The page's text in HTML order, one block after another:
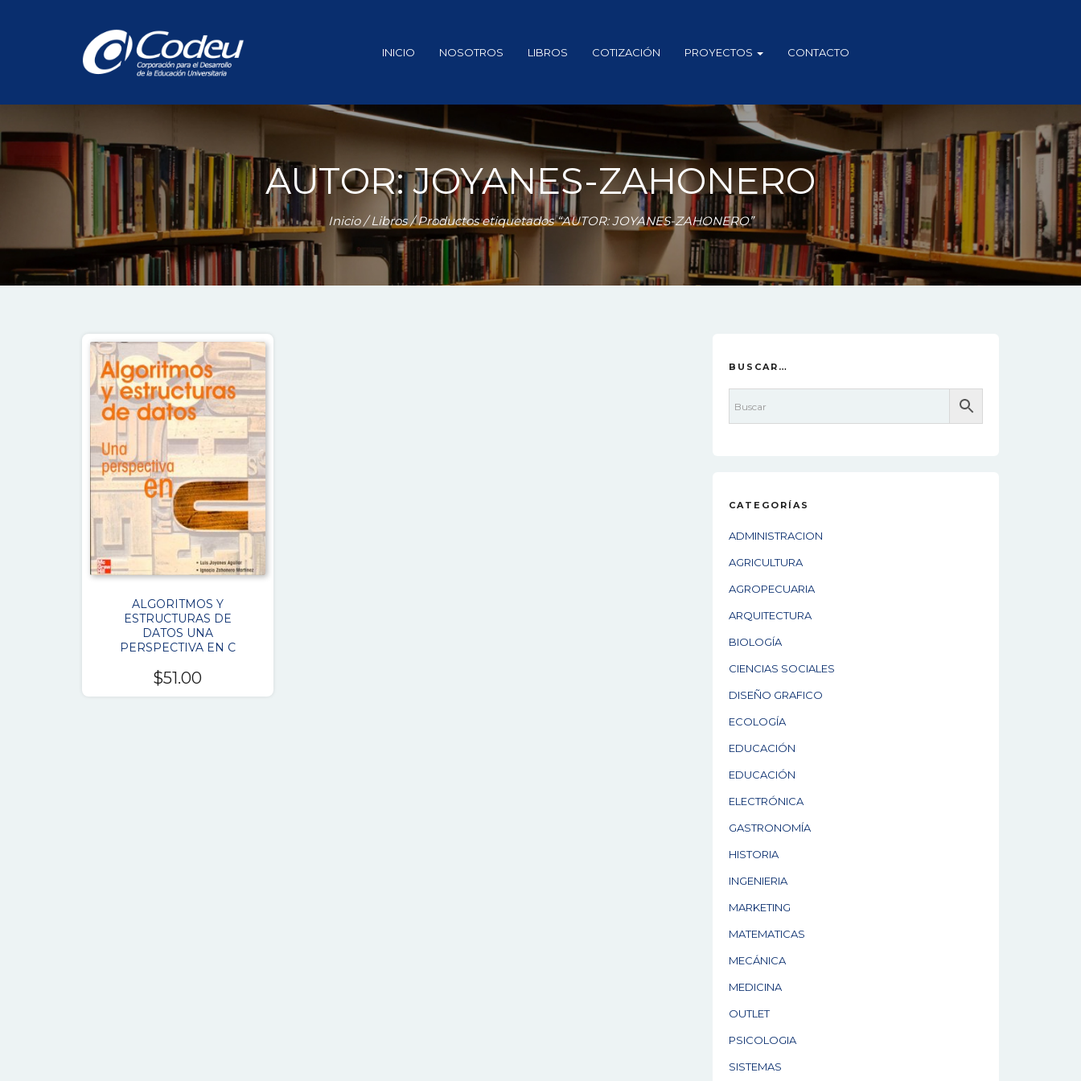
INICIO NOSOTROS LIBROS COTIZACIÓN PROYECTOS CONTACTO
AUTOR: JOYANES-ZAHONERO
Inicio/Libros/ Productos etiquetados “AUTOR: JOYANES-ZAHONERO”
ALGORITMOS Y
ESTRUCTURAS DE
DATOS UNA
PERSPECTIVA EN C
$51.00
BUSCAR…
CATEGORÍAS
ADMINISTRACION
AGRICULTURA
AGROPECUARIA
ARQUITECTURA
BIOLOGÍA
CIENCIAS SOCIALES
DISEÑO GRAFICO
ECOLOGÍA
EDUCACIÓN
EDUCACIÓN
ELECTRÓNICA
GASTRONOMÍA
HISTORIA
INGENIERIA
MARKETING
MATEMATICAS
MECÁNICA
MEDICINA
OUTLET
PSICOLOGIA
SISTEMAS